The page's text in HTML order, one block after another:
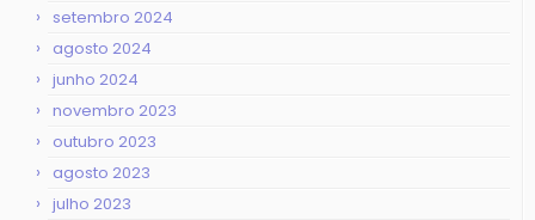
setembro 2024
agosto 2024
junho 2024
novembro 2023
outubro 2023
agosto 2023
julho 2023